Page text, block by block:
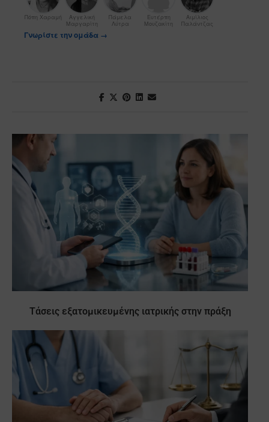
Πόπη Χαραμή
Αγγελική
Μαργαρίτη
Πάμελα
Λύτρα
Ευτέρπη
Μουζακίτη
Αιμίλιος
Παλάντζας
Γνωρίστε την ομάδα →
Τάσεις εξατομικευμένης ιατρικής στην πράξη